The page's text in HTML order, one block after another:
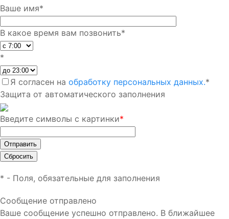
Ваше имя*
В какое время вам позвонить*
*
Я согласен на обработку персональных данных.*
Защита от автоматического заполнения
Введите символы с картинки*
* - Поля, обязательные для заполнения
Сообщение отправлено
Ваше сообщение успешно отправлено. В ближайшее